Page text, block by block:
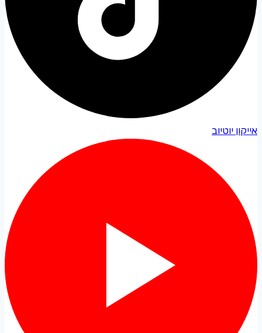
אייקון יוטיוב